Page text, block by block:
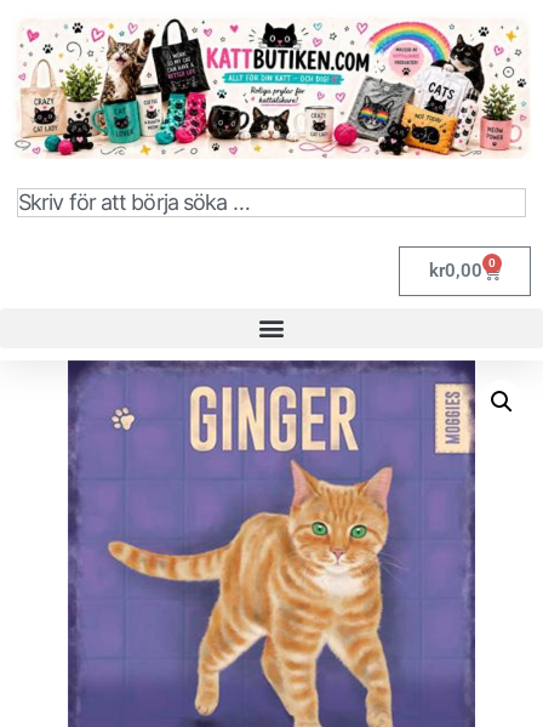
kr0,00 0